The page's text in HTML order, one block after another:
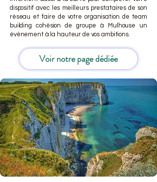
dispositif avec les meilleurs prestataires de son
réseau et faire de votre organisation de team
building cohésion de groupe à Mulhouse un
événement à la hauteur de vos ambitions.
Voir notre page dédiée